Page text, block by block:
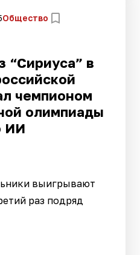
Общество
“Сириуса” в
чемпионом
олимпиады
ИИ
выигрывают
раз подряд